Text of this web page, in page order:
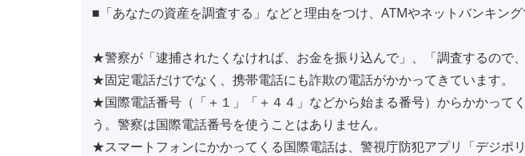
■「あなたの資産を調査する」などと理由をつけ、ATMやネットバンキン
★警察が「逮捕されたくなければ、お金を振り込んで」、「調査するので
★固定電話だけでなく、携帯電話にも詐欺の電話がかかってきています。
★国際電話番号（「＋１」「＋４４」などから始まる番号）からかかって
う。警察は国際電話番号を使うことはありません。
★スマートフォンにかかってくる国際電話は、警視庁防犯アプリ「デジポ